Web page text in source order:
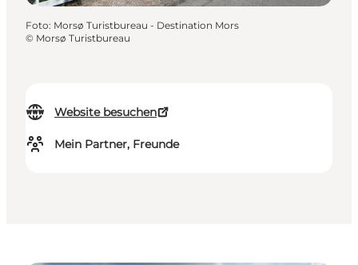
Website besuchen
Mein Partner, Freunde
Foto: Morsø Turistbureau - Destination Mors
© Morsø Turistbureau